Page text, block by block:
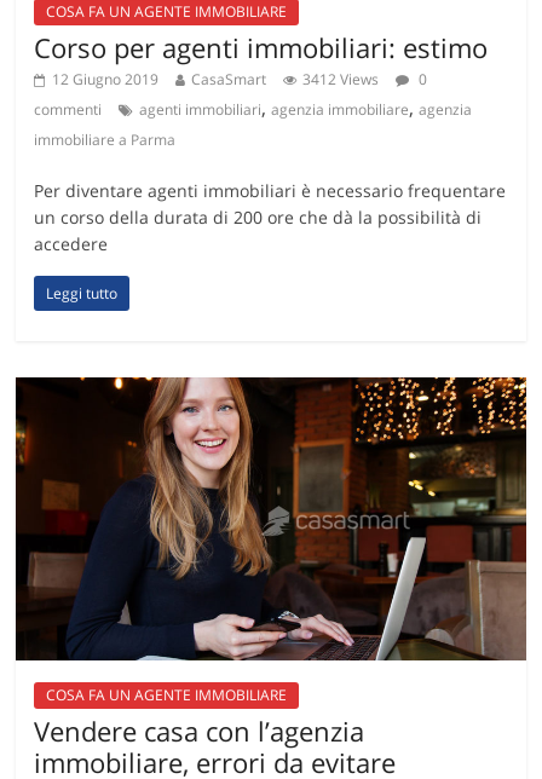
COSA FA UN AGENTE IMMOBILIARE
Corso per agenti immobiliari: estimo
12 Giugno 2019 CasaSmart 3412 Views
0
commenti
agenti immobiliari,agenzia immobiliare,agenzia
immobiliare a Parma
Per diventare agenti immobiliari è necessario frequentare
un corso della durata di 200 ore che dà la possibilità di
accedere
Leggi tutto
COSA FA UN AGENTE IMMOBILIARE
Vendere casa con l’agenzia
immobiliare, errori da evitare